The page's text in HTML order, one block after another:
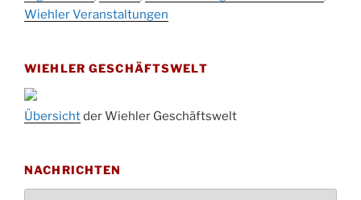
Drabenderhöhe
Kinderbibeltag im Ev. Gemeindehaus von 10-
09.10.
Afterwork-Andacht um 18:00 Uhr in der
10.10.
oder im Ev. Gemeindehaus um 18:00 Uhr
Wiehler Veranstaltungen
WIEHLER GESCHÄFTSWELT
Übersichtder Wiehler Geschäftswelt
NACHRICHTEN